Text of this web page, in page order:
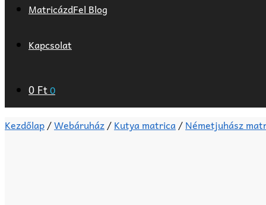
MatricázdFel Blog
Kapcsolat
0 Ft0
Kezdőlap/Webáruház/Kutya matrica/Németjuhász